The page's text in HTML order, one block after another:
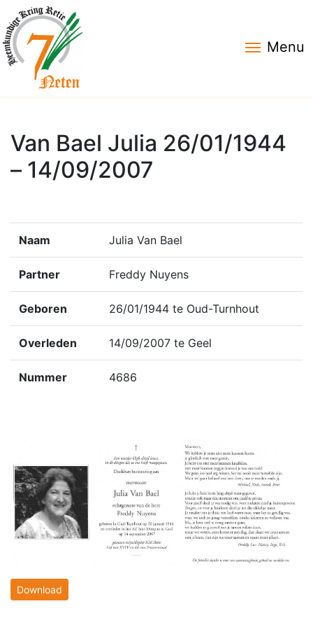
Menu
Van Bael Julia 26/01/1944
– 14/09/2007
Naam Julia Van Bael
Partner Freddy Nuyens
Geboren 26/01/1944 te Oud-Turnhout
Overleden 14/09/2007 te Geel
Nummer 4686
Download